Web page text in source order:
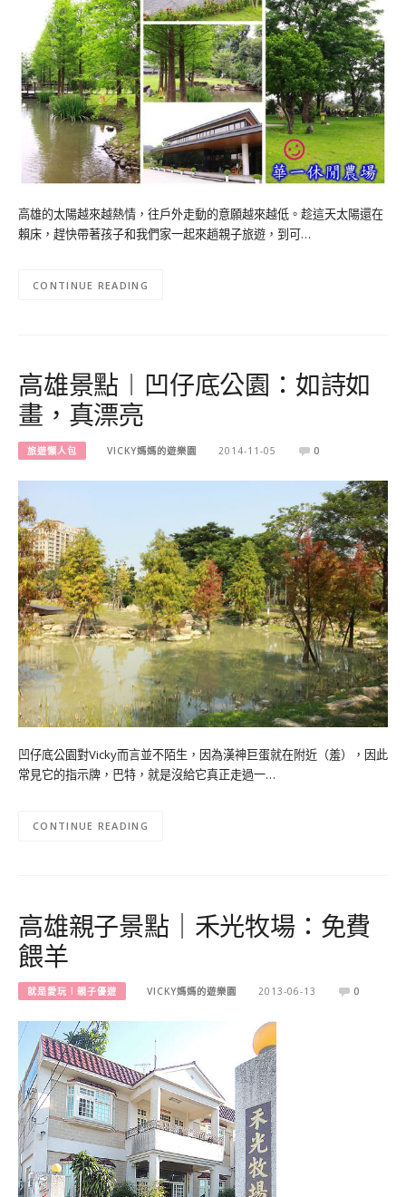
高雄的太陽越來越熱情，往戶外走動的意願越來越低。趁這天太陽還在
賴床，趕快帶著孩子和我們家一起來趟親子旅遊，到可…
CONTINUE READING
高雄景點︱凹仔底公園：如詩如
畫，真漂亮
旅遊懶人包 VICKY媽媽的遊樂園 2014-11-05 0
凹仔底公園對Vicky而言並不陌生，因為漢神巨蛋就在附近（羞），因此
常見它的指示牌，巴特，就是沒給它真正走過一…
CONTINUE READING
高雄親子景點｜禾光牧場：免費
餵羊
就是愛玩︱親子優遊 VICKY媽媽的遊樂園 2013-06-13 0